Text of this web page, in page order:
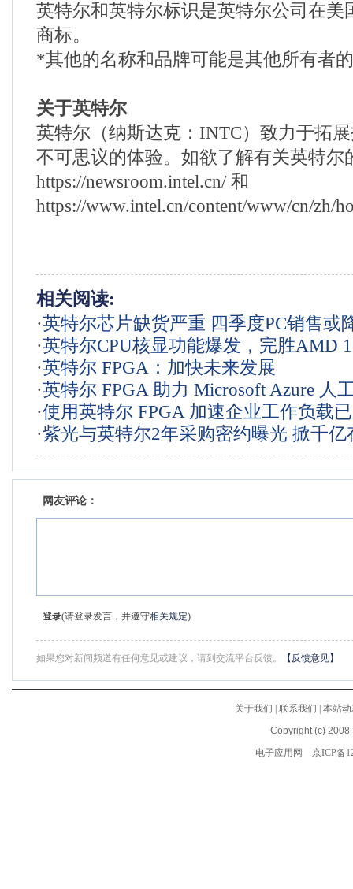
英特尔和英特尔标识是英特尔公司在美
商标。
*其他的名称和品牌可能是其他所有者
关于英特尔
英特尔（纳斯达克：INTC）致力于拓
不可思议的体验。如欲了解有关英特尔
https://newsroom.intel.cn/ 和
https://www.intel.cn/content/www/cn/zh/
相关阅读:
·英特尔芯片缺货严重 四季度PC销售或
·英特尔CPU核显功能爆发，完胜AMD
器
·英特尔 FPGA：加快未来发展
·英特尔 FPGA 助力 Microsoft Azure 人
·使用英特尔 FPGA 加速企业工作负载
趋势
·紫光与英特尔2年采购密约曝光 掀千亿
的野心全貌
网友评论：
登录(请登录发言，并遵守相关规定)
如果您对新闻频道有任何意见或建议，请到交流平台反馈。 【反馈意见】
关于我们 联系我们
本站
Copyright (c)
电子应用网
京ICP备